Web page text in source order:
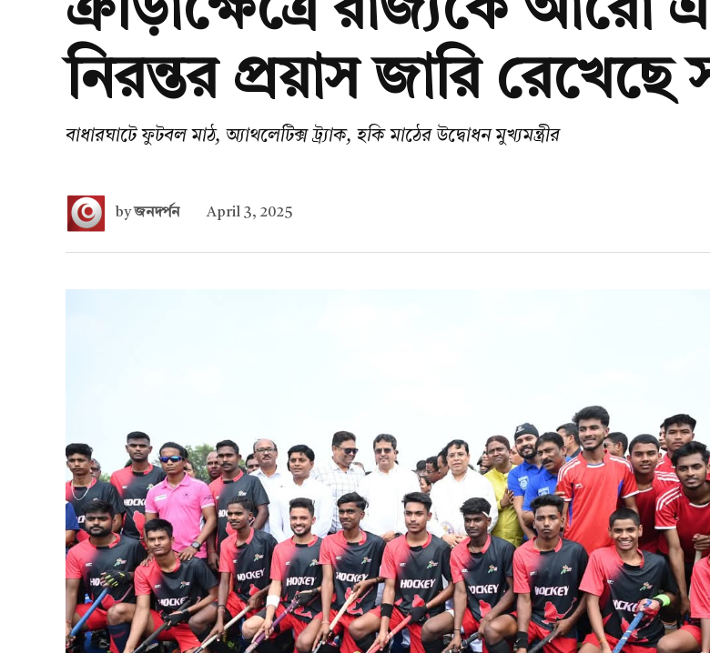
ক্রীড়াক্ষেত্রে রাজ্যকে আরো
নিরন্তর প্রয়াস জারি রেখেছে
বাধারঘাটে ফুটবল মাঠ, অ্যাথলেটিক্স ট্র্যাক, হকি মাঠের উদ্বোধন মুখ্যমন্ত্রীর
byজনদর্পন April 3, 2025